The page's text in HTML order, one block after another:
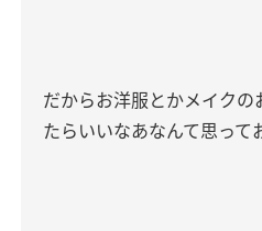
だからお洋服とかメイク
たらいいなあなんて思っ